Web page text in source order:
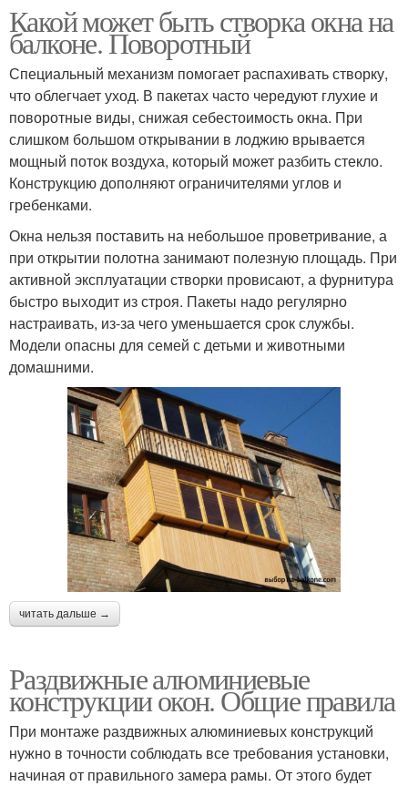
Какой может быть створка окна на
балконе. Поворотный
Специальный механизм помогает распахивать створку,
что облегчает уход. В пакетах часто чередуют глухие и
поворотные виды, снижая себестоимость окна. При
слишком большом открывании в лоджию врывается
мощный поток воздуха, который может разбить стекло.
Конструкцию дополняют ограничителями углов и
гребенками.
Окна нельзя поставить на небольшое проветривание, а
при открытии полотна занимают полезную площадь. При
активной эксплуатации створки провисают, а фурнитура
быстро выходит из строя. Пакеты надо регулярно
настраивать, из-за чего уменьшается срок службы.
Модели опасны для семей с детьми и животными
домашними.
читать дальше →
Раздвижные алюминиевые
конструкции окон. Общие правила
При монтаже раздвижных алюминиевых конструкций
нужно в точности соблюдать все требования установки,
начиная от правильного замера рамы. От этого будет